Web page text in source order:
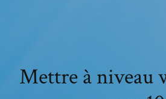
Mettre à niveau